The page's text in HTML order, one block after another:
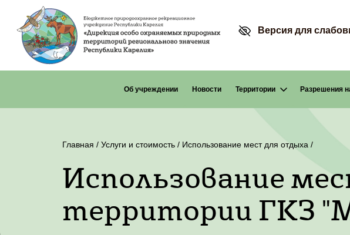
Версия для
Об учреждении Новости Территории Разрешения
Главная / Услуги и стоимость / Использование мест для отдыха /
Использование
территории ГКЗ